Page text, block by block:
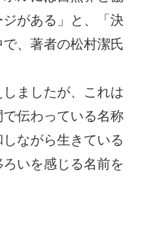
がある」と、「決
、著者の松村潔氏
ましたが、これは
伝わっている名称
ながら生きている
いを感じる名前を